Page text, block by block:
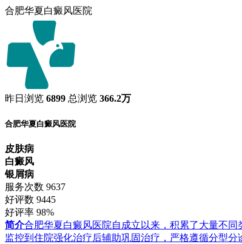
合肥华夏白癜风医院
昨日浏览 6899 总浏览 366.2万
合肥华夏白癜风医院
皮肤病
白癜风
银屑病
服务次数 9637
好评数 9445
好评率 98%
简介合肥华夏白癜风医院自成立以来，积累了大量不
监控到住院强化治疗后辅助巩固治疗，严格遵循分型分